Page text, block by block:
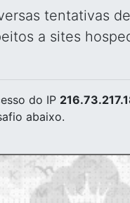
tentativas de
a sites
do IP
abaixo.